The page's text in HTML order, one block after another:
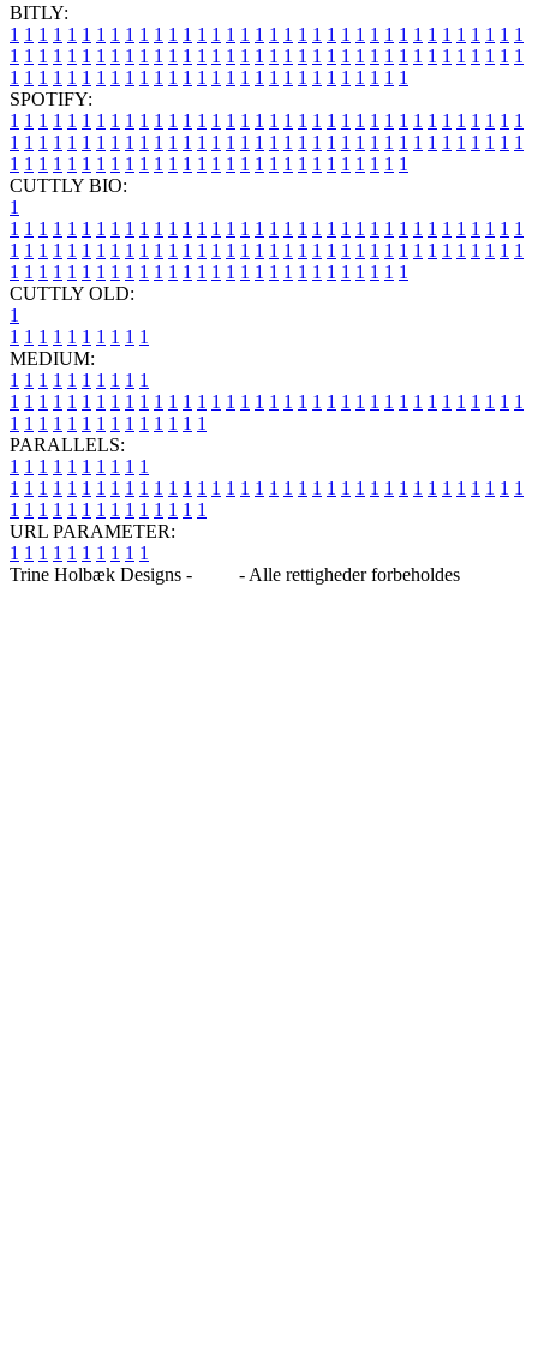
BITLY:
1 1 1 1 1 1 1 1 1 1 1 1 1 1 1 1 1 1 1 1 1 1 1 1 1 1 1 1 1 1 1 1 1 1 1 1
1 1 1 1 1 1 1 1 1 1 1 1 1 1 1 1 1 1 1 1 1 1 1 1 1 1 1 1 1 1 1 1 1 1 1 1
1 1 1 1 1 1 1 1 1 1 1 1 1 1 1 1 1 1 1 1 1 1 1 1 1 1 1 1
SPOTIFY:
1 1 1 1 1 1 1 1 1 1 1 1 1 1 1 1 1 1 1 1 1 1 1 1 1 1 1 1 1 1 1 1 1 1 1 1
1 1 1 1 1 1 1 1 1 1 1 1 1 1 1 1 1 1 1 1 1 1 1 1 1 1 1 1 1 1 1 1 1 1 1 1
1 1 1 1 1 1 1 1 1 1 1 1 1 1 1 1 1 1 1 1 1 1 1 1 1 1 1 1
CUTTLY BIO:
1
1 1 1 1 1 1 1 1 1 1 1 1 1 1 1 1 1 1 1 1 1 1 1 1 1 1 1 1 1 1 1 1 1 1 1 1
1 1 1 1 1 1 1 1 1 1 1 1 1 1 1 1 1 1 1 1 1 1 1 1 1 1 1 1 1 1 1 1 1 1 1 1
1 1 1 1 1 1 1 1 1 1 1 1 1 1 1 1 1 1 1 1 1 1 1 1 1 1 1 1
CUTTLY OLD:
1
1 1 1 1 1 1 1 1 1 1
MEDIUM:
1 1 1 1 1 1 1 1 1 1
1 1 1 1 1 1 1 1 1 1 1 1 1 1 1 1 1 1 1 1 1 1 1 1 1 1 1 1 1 1 1 1 1 1 1 1
1 1 1 1 1 1 1 1 1 1 1 1 1 1
PARALLELS:
1 1 1 1 1 1 1 1 1 1
1 1 1 1 1 1 1 1 1 1 1 1 1 1 1 1 1 1 1 1 1 1 1 1 1 1 1 1 1 1 1 1 1 1 1 1
1 1 1 1 1 1 1 1 1 1 1 1 1 1
URL PARAMETER:
1 1 1 1 1 1 1 1 1 1
Trine Holbæk Designs -
- Alle rettigheder forbeholdes